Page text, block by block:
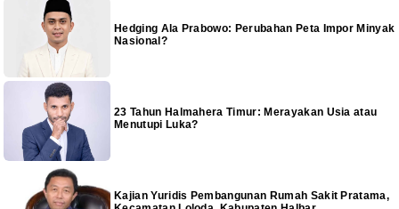
Hedging Ala Prabowo: Perubahan Peta Impor Minyak
Nasional?
23 Tahun Halmahera Timur: Merayakan Usia atau
Menutupi Luka?
Kajian Yuridis Pembangunan Rumah Sakit Pratama,